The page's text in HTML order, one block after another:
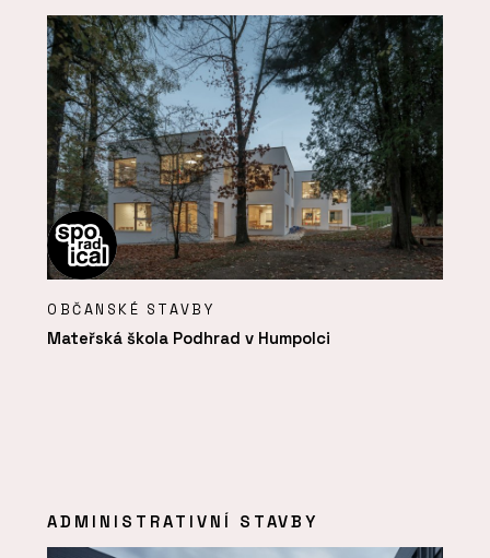
OBČANSKÉ STAVBY
Mateřská škola Podhrad v Humpolci
ADMINISTRATIVNÍ STAVBY